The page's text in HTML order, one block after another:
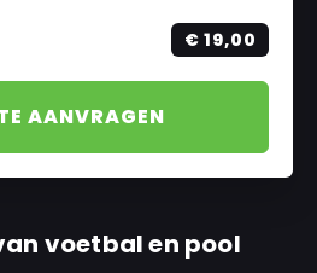
€ 19,00
AANVRAGEN
voetbal en pool